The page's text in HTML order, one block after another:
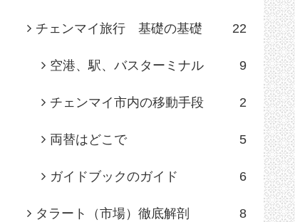
チェンマイ旅行 基礎の基礎 22
空港、駅、バスターミナル 9
チェンマイ市内の移動手段 2
両替はどこで 5
ガイドブックのガイド 6
タラート（市場）徹底解剖 8